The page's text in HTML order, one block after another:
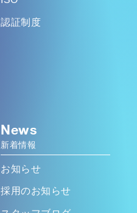
認証制度
News
新着情報
お知らせ
採用のお知らせ